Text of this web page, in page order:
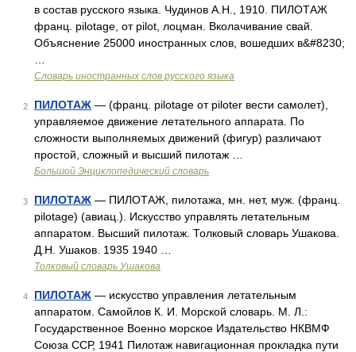
в состав русского языка. Чудинов А.Н., 1910. ПИЛОТАЖ
франц. pilotage, от pilot, лоцман. Вколачивание свай.
Объяснение 25000 иностранных слов, вошедших в&#8230;
Словарь иностранных слов русского языка
2 ПИЛОТАЖ — (франц. pilotage от piloter вести самолет),
управляемое движение летательного аппарата. По
сложности выполняемых движений (фигур) различают
простой, сложный и высший пилотаж …
Большой Энциклопедический словарь
3 ПИЛОТАЖ — ПИЛОТАЖ, пилотажа, мн. нет, муж. (франц.
pilotage) (авиац.). Искусство управлять летательным
аппаратом. Высший пилотаж. Толковый словарь Ушакова.
Д.Н. Ушаков. 1935 1940 …
Толковый словарь Ушакова
4 ПИЛОТАЖ — искусство управления летательным
аппаратом. Самойлов К. И. Морской словарь. М. Л.:
Государственное Военно морское Издательство НКВМФ
Союза ССР, 1941 Пилотаж навигационная прокладка пути